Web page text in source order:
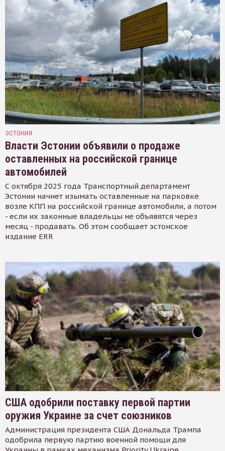
ЭСТОНИЯ
Власти Эстонии объявили о продаже
оставленных на российской границе
автомобилей
С октября 2025 года Транспортный департамент
Эстонии начнет изымать оставленные на парковке
возле КПП на российской границе автомобили, а потом
- если их законные владельцы не объявятся через
месяц - продавать. Об этом сообщает эстонское
издание ERR
США одобрили поставку первой партии
оружия Украине за счет союзников
Администрация президента США Дональда Трампа
одобрила первую партию военной помощи для